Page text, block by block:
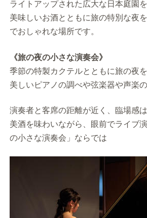
ライトアップされた広大な日本庭園
美味しいお酒とともに旅の特別な夜
でおしゃれな場所です。
《旅の夜の小さな演奏会》
季節の特製カクテルとともに旅の夜
美しいピアノの調べや弦楽器や声楽
演奏者と客席の距離が近く、臨場感
美酒を味わいながら、眼前でライブ
の小さな演奏会」ならでは